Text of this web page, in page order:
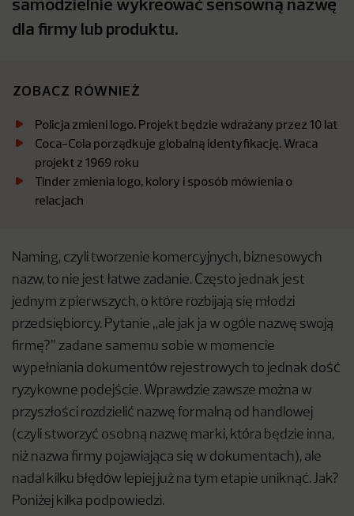
dla firmy lub produktu.
ZOBACZ RÓWNIEŻ
Policja zmieni logo. Projekt będzie wdrażany przez 10 lat
Coca-Cola porządkuje globalną identyfikację. Wraca
projekt z 1969 roku
Tinder zmienia logo, kolory i sposób mówienia o
relacjach
Naming, czyli tworzenie komercyjnych, biznesowych
nazw, to nie jest łatwe zadanie. Często jednak jest
jednym z pierwszych, o które rozbijają się młodzi
przedsiębiorcy. Pytanie „ale jak ja w ogóle nazwę swoją
firmę?” zadane samemu sobie w momencie
wypełniania dokumentów rejestrowych to jednak dość
ryzykowne podejście. Wprawdzie zawsze można w
przyszłości rozdzielić nazwę formalną od handlowej
(czyli stworzyć osobną nazwę marki, która będzie inna,
niż nazwa firmy pojawiająca się w dokumentach), ale
nadal kilku błędów lepiej już na tym etapie uniknąć. Jak?
Poniżej kilka podpowiedzi.